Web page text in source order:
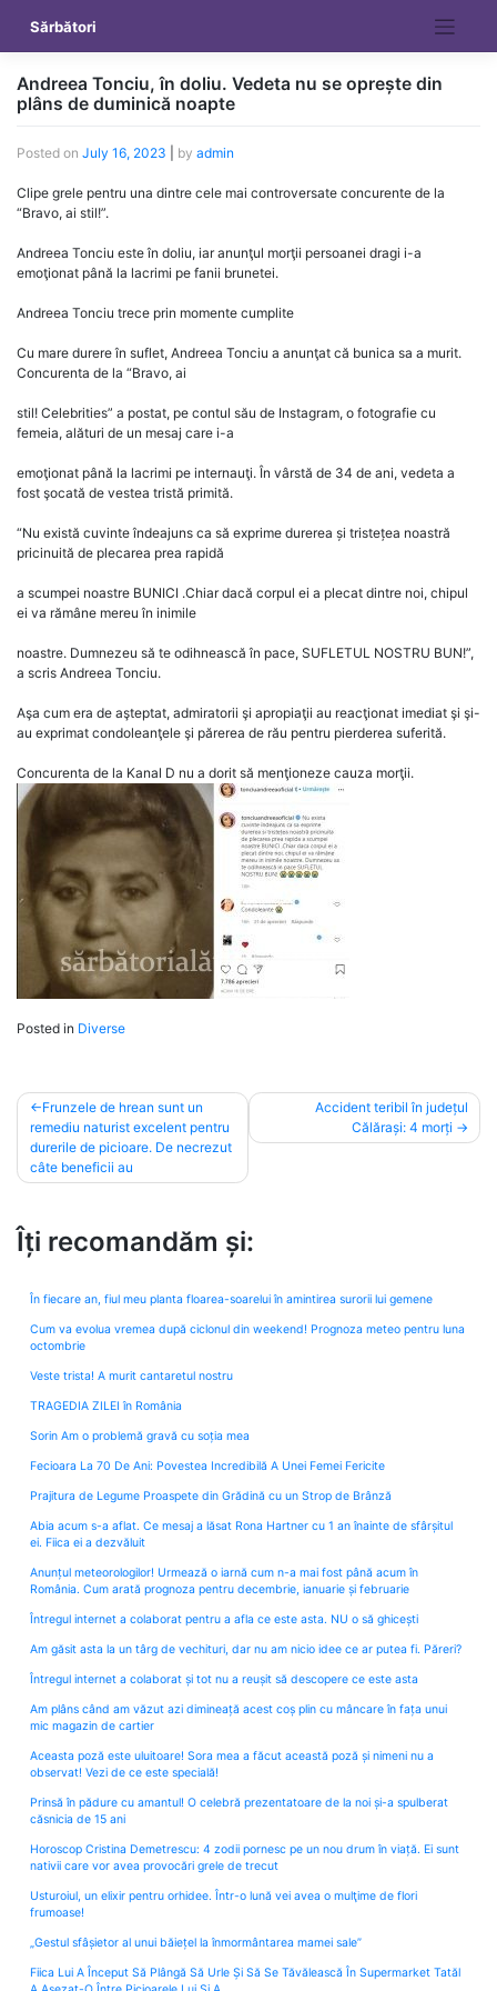
content
Sărbători
Andreea Tonciu, în doliu. Vedeta nu se oprește din
plâns de duminică noapte
Posted on July 16, 2023 by admin
Clipe grele pentru una dintre cele mai controversate concurente de la
“Bravo, ai stil!”.
Andreea Tonciu este în doliu, iar anunţul morţii persoanei dragi i-a
emoţionat până la lacrimi pe fanii brunetei.
Andreea Tonciu trece prin momente cumplite
Cu mare durere în suflet, Andreea Tonciu a anunţat că bunica sa a murit.
Concurenta de la “Bravo, ai
stil! Celebrities” a postat, pe contul său de Instagram, o fotografie cu
femeia, alături de un mesaj care i-a
emoţionat până la lacrimi pe internauţi. În vârstă de 34 de ani, vedeta a
fost şocată de vestea tristă primită.
“Nu există cuvinte îndeajuns ca să exprime durerea și tristețea noastră
pricinuită de plecarea prea rapidă
a scumpei noastre BUNICI .Chiar dacă corpul ei a plecat dintre noi, chipul
ei va rămâne mereu în inimile
noastre. Dumnezeu să te odihnească în pace, SUFLETUL NOSTRU BUN!”,
a scris Andreea Tonciu.
Aşa cum era de aşteptat, admiratorii şi apropiaţii au reacţionat imediat şi şi-
au exprimat condoleanţele şi părerea de rău pentru pierderea suferită.
Concurenta de la Kanal D nu a dorit să menţioneze cauza morţii.
Posted in Diverse
Post
navigation
Frunzele de hrean sunt un
remediu naturist excelent pentru
durerile de picioare. De necrezut
câte beneficii au
Accident teribil în județul
Călărași: 4 morți
Îți recomandăm și:
În fiecare an, fiul meu planta floarea-soarelui în amintirea surorii lui gemene
Cum va evolua vremea după ciclonul din weekend! Prognoza meteo pentru luna
octombrie
Veste trista! A murit cantaretul nostru
TRAGEDIA ZILEI în România
Sorin Am o problemă gravă cu soția mea
Fecioara La 70 De Ani: Povestea Incredibilă A Unei Femei Fericite
Prajitura de Legume Proaspete din Grădină cu un Strop de Brânză
Abia acum s-a aflat. Ce mesaj a lăsat Rona Hartner cu 1 an înainte de sfârșitul
ei. Fiica ei a dezvăluit
Anunțul meteorologilor! Urmează o iarnă cum n-a mai fost până acum în
România. Cum arată prognoza pentru decembrie, ianuarie și februarie
Întregul internet a colaborat pentru a afla ce este asta. NU o să ghicești
Am găsit asta la un târg de vechituri, dar nu am nicio idee ce ar putea fi. Păreri?
Întregul internet a colaborat și tot nu a reușit să descopere ce este asta
Am plâns când am văzut azi dimineață acest coș plin cu mâncare în fața unui
mic magazin de cartier
Aceasta poză este uluitoare! Sora mea a făcut această poză și nimeni nu a
observat! Vezi de ce este specială!
Prinsă în pădure cu amantul! O celebră prezentatoare de la noi și-a spulberat
căsnicia de 15 ani
Horoscop Cristina Demetrescu: 4 zodii pornesc pe un nou drum în viață. Ei sunt
nativii care vor avea provocări grele de trecut
Usturoiul, un elixir pentru orhidee. Într-o lună vei avea o mulţime de flori
frumoase!
„Gestul sfâșietor al unui băiețel la înmormântarea mamei sale”
Fiica Lui A Început Să Plângă Să Urle Și Să Se Tăvălească În Supermarket Tatăl